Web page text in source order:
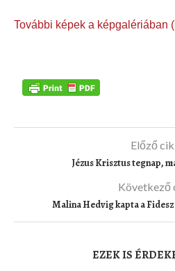
További képek a képgalériában
Előző
Jézus Krisztus tegnap,
Következő
Malina Hedvig kapta a
EZEK IS